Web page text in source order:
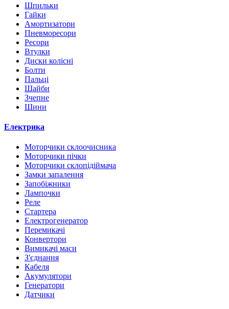
Шпильки
Гайки
Амортизатори
Пневморесори
Ресори
Втулки
Диски колісні
Болти
Пальці
Шайби
Зчепне
Шини
Електрика
Моторчики склоочисника
Моторчики пічки
Моторчики склопідіймача
Замки запалення
Запобіжники
Лампочки
Реле
Стартера
Електрогенератор
Перемикачі
Конвертори
Вимикачі маси
З'єднання
Кабеля
Акумулятори
Генератори
Датчики